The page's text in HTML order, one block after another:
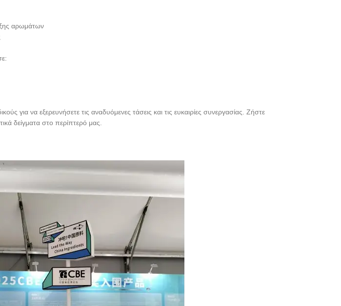
αρωμάτων
για να εξερευνήσετε τις αναδυόμενες τάσεις και τις ευκαιρίες συνεργασίας. Ζήστε
δείγματα στο περίπτερό μας.